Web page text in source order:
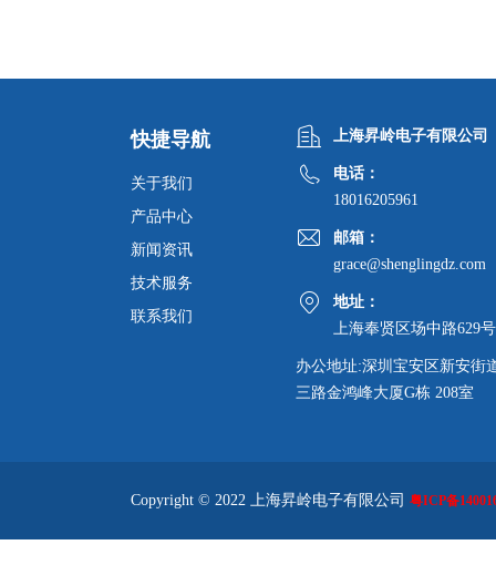
快捷导航
关于我们
产品中心
新闻资讯
技术服务
联系我们
上海昇岭电子有限公司
电话：
18016205961
邮箱：
grace@shenglingdz.com
地址：
上海奉贤区场中路629号
办公地址:深圳宝安区新安街
三路金鸿峰大厦G栋 208室
Copyright © 2022 上海昇岭电子有限公司 粤ICP备